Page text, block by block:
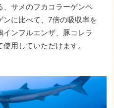
、サメのフカコラーゲンペ
に比べて、7倍の吸収率を
ンフルエンザ、豚コレラ
用していただけます。